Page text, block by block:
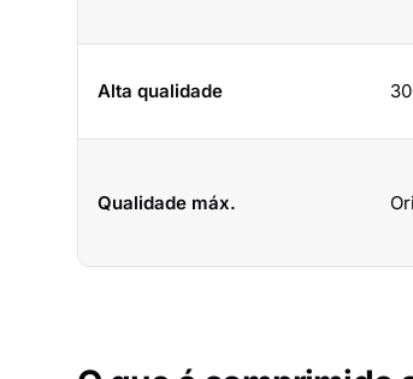
Alta qualidade
Qualidade máx.